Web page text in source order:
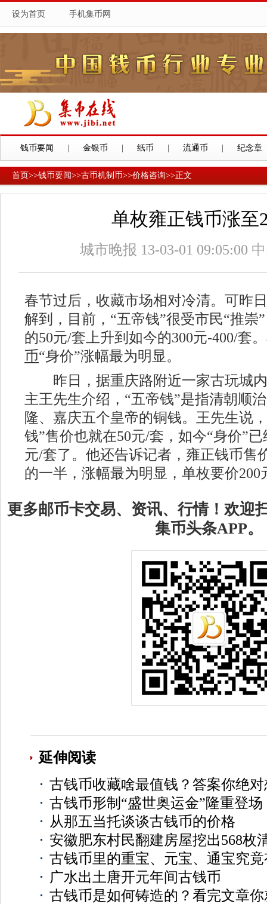
设为首页 手机集币网
钱币要闻 金银币 纸币 流通币 纪念章
首页>>钱币要闻>>古币机制币>>价格咨询>>正文
单枚雍正钱币涨至
城市晚报 13-03-01 09:05:00
春节过后，收藏市场相对冷清。可昨
解到，目前，“五帝钱”很受市民“推崇
的50元/套上升到如今的300元-400/套
币“身价”涨幅最为明显。
昨日，据重庆路附近一家古玩城内
主王先生介绍，“五帝钱”是指清朝顺
隆、嘉庆五个皇帝的铜钱。王先生说
钱”售价也就在50元/套，如今“身价”
元/套了。他还告诉记者，雍正钱币售
的一半，涨幅最为明显，单枚要价200
更多邮币卡交易、资讯、行情！欢迎
集币头条APP。
延伸阅读
古钱币收藏啥最值钱？答案你绝
古钱币形制“盛世奥运金”隆重登场
从那五当托谈谈古钱币的价格
安徽肥东村民翻建房屋挖出568枚
古钱币里的重宝、元宝、通宝究
广水出土唐开元年间古钱币
古钱币是如何铸造的？看完文章